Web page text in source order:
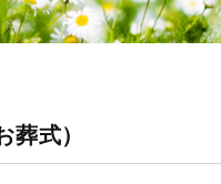
式）